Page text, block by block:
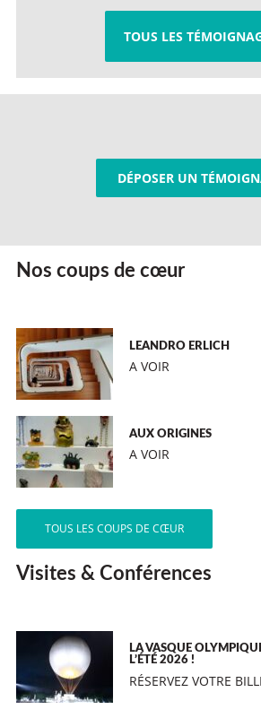
TOUS LES
DÉPOSER UN
Nos coups de cœur
LEANDRO ERLICH
A VOIR
AUX ORIGINES
A VOIR
TOUS LES COUPS DE CŒUR
Visites & Conférences
LA VASQUE
L’ÉTÉ 2026 !
RÉSERVEZ VOTRE